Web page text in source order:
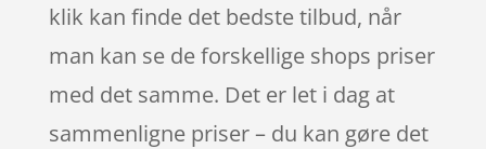
klik kan finde det bedste tilbud, når
man kan se de forskellige shops priser
med det samme. Det er let i dag at
sammenligne priser – du kan gøre det